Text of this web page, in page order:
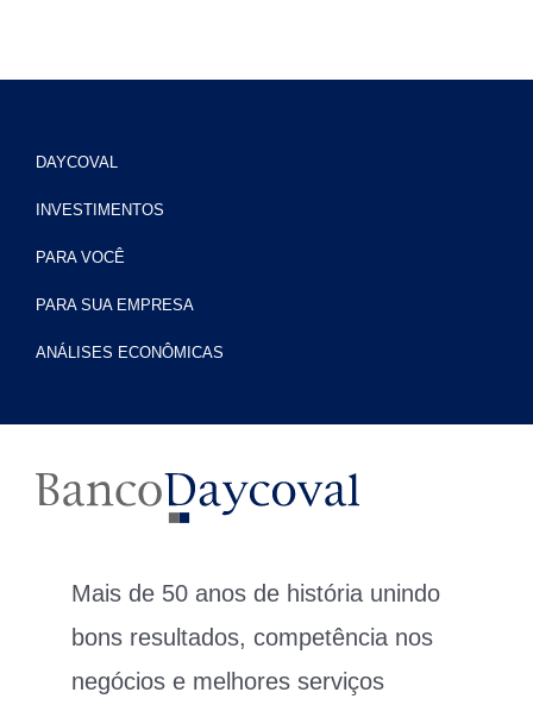
DAYCOVAL
INVESTIMENTOS
PARA VOCÊ
PARA SUA EMPRESA
ANÁLISES ECONÔMICAS
Mais de 50 anos de história unindo
bons resultados, competência nos
negócios e melhores serviços